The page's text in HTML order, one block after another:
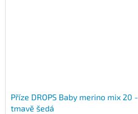
Příze DROPS Baby merino mix 20 -
tmavě šedá